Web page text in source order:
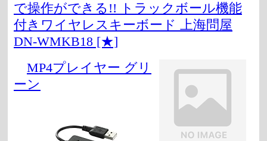
で操作ができる!! トラックボール機能
付きワイヤレスキーボード 上海問屋
DN-WMKB18 [★]
MP4プレイヤー グリ
ーン